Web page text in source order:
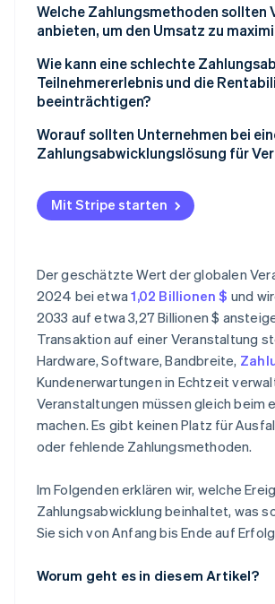
Vor der Veranstaltung
Während der Veranstaltung
Nach der Veranstaltung
Welche Zahlungsmethoden sollten
anbieten, um den Umsatz zu
Kredit- und Debitkarten
Digital Wallets
QR-Codes und Zahlungen von Konto
Bargeld
Prepaid-Optionen und Closed-Loop-
Wie kann eine schlechte
Teilnehmererlebnis und die
beeinträchtigen?
Langsame Bezahlvorgänge
Fehlgeschlagene Transaktionen
Eingeschränkte
Worauf sollten Unternehmen bei
Zahlungsabwicklungslösung für
Unterstützung mehrerer
Lieferanten- und
Daten und Steuerung in Echtzeit
Compliance und Sicherheit
Schnelle und einfache
Mit Stripe starten
Der geschätzte Wert der globalen
2024 bei etwa1,02 Billionen $ und
2033 auf etwa 3,27 Billionen $
Transaktion auf einer Veranstaltung
Hardware, Software, Bandbreite,
Kundenerwartungen in Echtzeit
Veranstaltungen müssen gleich beim
machen. Es gibt keinen Platz für
oder fehlende Zahlungsmethoden.
Im Folgenden erklären wir, welche
Zahlungsabwicklung beinhaltet, was
Sie sich von Anfang bis Ende auf
Worum geht es in diesem Artikel?